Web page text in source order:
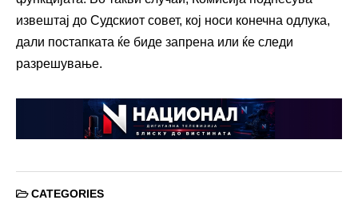
извештај до Судскиот совет, кој носи конечна одлука,
дали постапката ќе биде запрена или ќе следи
разрешување.
CATEGORIES